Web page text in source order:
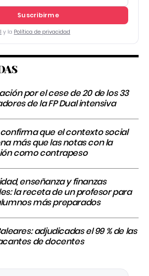
Suscribirme
y la Política de privacidad
por el cese de 20 de los 33
de la FP Dual intensiva
confirma que el contexto social
más que las notas con la
como contrapeso
enseñanza y finanzas
la receta de un profesor para
más preparados
adjudicadas el 99 % de las
de docentes